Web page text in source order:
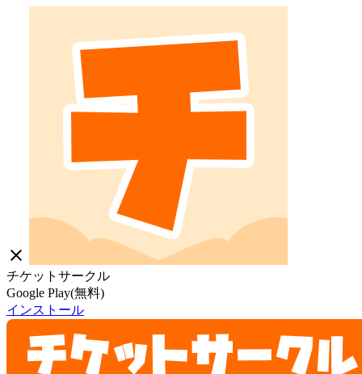
close
チケットサークル
Google Play(無料)
インストール